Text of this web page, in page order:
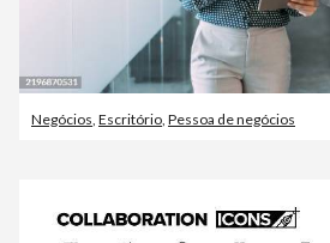
Negócios, Escritório, Pessoa de negócios